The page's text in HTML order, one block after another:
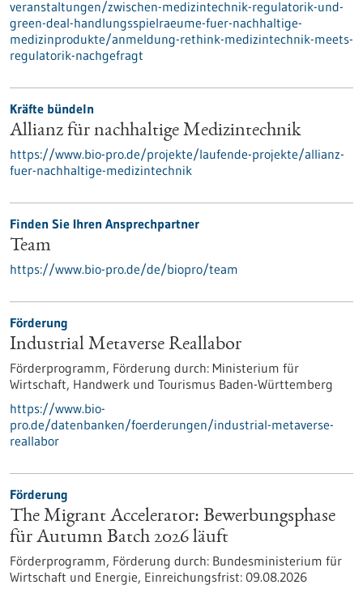
veranstaltungen/zwischen-medizintechnik-regulatorik-und-
green-deal-handlungsspielraeume-fuer-nachhaltige-
medizinprodukte/anmeldung-rethink-medizintechnik-meets-
regulatorik-nachgefragt
Kräfte bündeln
Allianz für nachhaltige Medizintechnik
https://www.bio-pro.de/projekte/laufende-projekte/allianz-
fuer-nachhaltige-medizintechnik
Finden Sie Ihren Ansprechpartner
Team
https://www.bio-pro.de/de/biopro/team
Förderung
Industrial Metaverse Reallabor
Förderprogramm, Förderung durch: Ministerium für
Wirtschaft, Handwerk und Tourismus Baden-Württemberg
https://www.bio-
pro.de/datenbanken/foerderungen/industrial-metaverse-
reallabor
Förderung
The Migrant Accelerator: Bewerbungsphase
für Autumn Batch 2026 läuft
Förderprogramm, Förderung durch: Bundesministerium für
Wirtschaft und Energie, Einreichungsfrist: 09.08.2026